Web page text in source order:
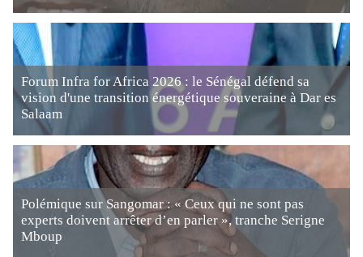
Forum Infra for Africa 2026 : le Sénégal défend sa
vision d'une transition énergétique souveraine à Dar es
Salaam
Polémique sur Sangomar : « Ceux qui ne sont pas
experts doivent arrêter d’en parler », tranche Serigne
Mboup